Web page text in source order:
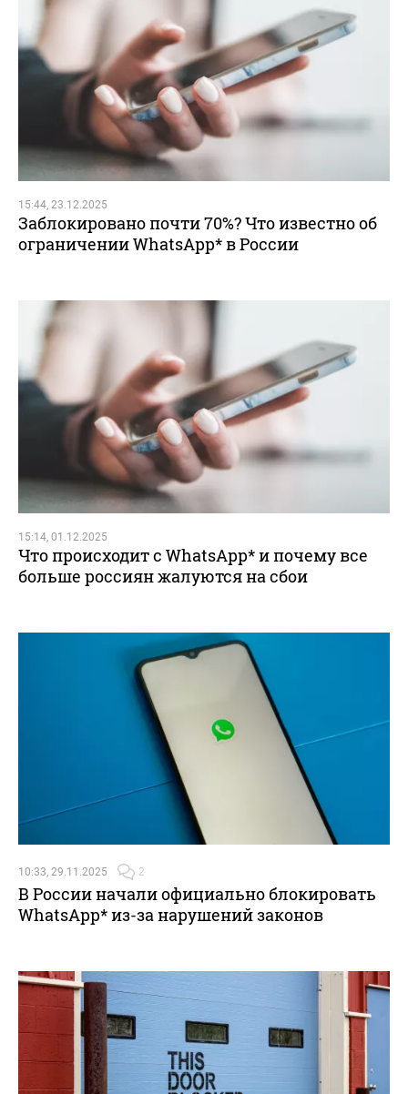
15:44, 23.12.2025
Заблокировано почти 70%? Что известно об
ограничении WhatsApp* в России
15:14, 01.12.2025
Что происходит с WhatsApp* и почему все
больше россиян жалуются на сбои
10:33, 29.11.2025 2
В России начали официально блокировать
WhatsApp* из-за нарушений законов